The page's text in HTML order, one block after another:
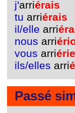
j'arriérais
tu arriérais
il/elle arri
nous arri
vous arri
ils/elles arri
Passé